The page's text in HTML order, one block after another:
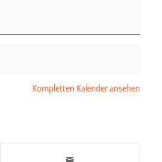
Kompletten Kalender ansehen